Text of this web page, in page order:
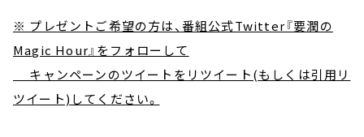
※ プレゼントご希望の方は、番組公式Twitter『要潤の
Magic Hour』をフォローして
キャンペーンのツイートをリツイート(もしくは引用リ
ツイート)してください。